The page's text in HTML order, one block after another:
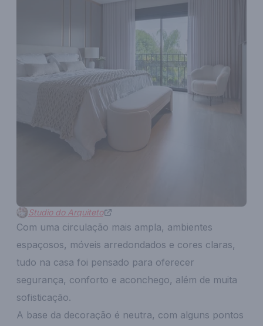
Studio do Arquiteto
Com uma circulação mais ampla, ambientes
espaçosos, móveis arredondados e cores claras,
tudo na casa foi pensado para oferecer
segurança, conforto e aconchego, além de muita
sofisticação.
A base da decoração é neutra, com alguns pontos